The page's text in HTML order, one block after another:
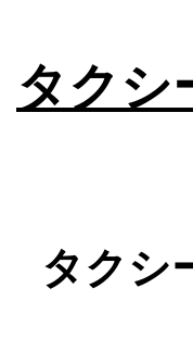
タク
タクシ